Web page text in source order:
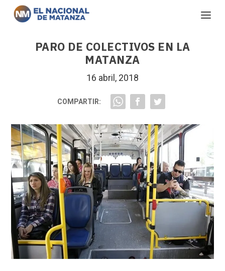
PARO DE COLECTIVOS EN LA
MATANZA
16 abril, 2018
COMPARTIR: